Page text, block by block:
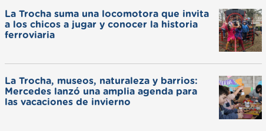
La Trocha suma una locomotora que invita
a los chicos a jugar y conocer la historia
ferroviaria
La Trocha, museos, naturaleza y barrios:
Mercedes lanzó una amplia agenda para
las vacaciones de invierno